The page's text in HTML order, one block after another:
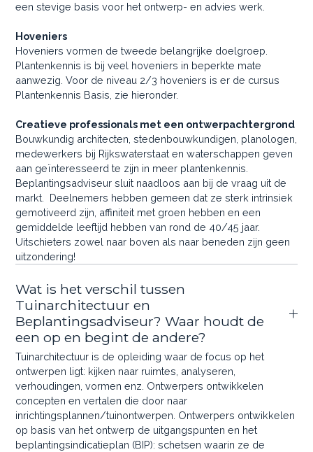
een stevige basis voor het ontwerp- en advies werk.
Hoveniers
Hoveniers vormen de tweede belangrijke doelgroep.
Plantenkennis is bij veel hoveniers in beperkte mate
aanwezig. Voor de niveau 2/3 hoveniers is er de cursus
Plantenkennis Basis, zie hieronder.
Creatieve professionals met een ontwerpachtergrond
Bouwkundig architecten, stedenbouwkundigen, planologen,
medewerkers bij Rijkswaterstaat en waterschappen geven
aan geïnteresseerd te zijn in meer plantenkennis.
Beplantingsadviseur sluit naadloos aan bij de vraag uit de
markt. Deelnemers hebben gemeen dat ze sterk intrinsiek
gemotiveerd zijn, affiniteit met groen hebben en een
gemiddelde leeftijd hebben van rond de 40/45 jaar.
Uitschieters zowel naar boven als naar beneden zijn geen
uitzondering!
Wat is het verschil tussen
Tuinarchitectuur en
Beplantingsadviseur? Waar houdt de
een op en begint de andere?
Tuinarchitectuur is de opleiding waar de focus op het
ontwerpen ligt: kijken naar ruimtes, analyseren,
verhoudingen, vormen enz. Ontwerpers ontwikkelen
concepten en vertalen die door naar
inrichtingsplannen/tuinontwerpen. Ontwerpers ontwikkelen
op basis van het ontwerp de uitgangspunten en het
beplantingsindicatieplan (BIP): schetsen waarin ze de